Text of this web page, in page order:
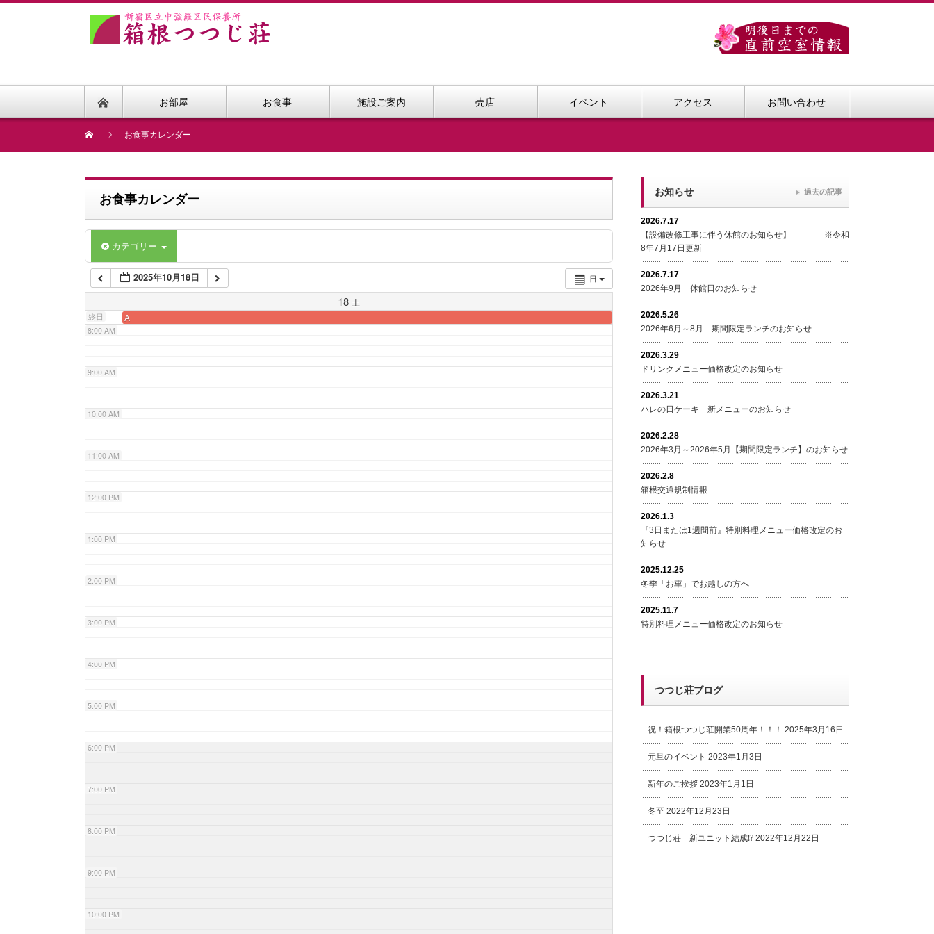
お部屋 お食事 施設ご案内 売店 イベント アクセス お問い合わせ
お食事カレンダー
お食事カレンダー
カテゴリー
日
2025年10月18日
18 土
終日 A
1:00 AM
3:00 AM
5:00 AM
6:00 AM
7:00 AM
8:00 AM
9:00 AM
10:00 AM
11:00 AM
12:00 PM
1:00 PM
2:00 PM
3:00 PM
4:00 PM
5:00 PM
6:00 PM
7:00 PM
8:00 PM
9:00 PM
10:00 PM
お知らせ
2026.7.17
【設備改修工事に伴う休館のお知らせ】 ※令和
8年7月17日更新
2026.7.17
2026年9月 休館日のお知らせ
2026.5.26
2026年6月～8月 期間限定ランチのお知らせ
2026.3.29
ドリンクメニュー価格改定のお知らせ
2026.3.21
ハレの日ケーキ 新メニューのお知らせ
2026.2.28
2026年3月～2026年5月【期間限定ランチ】のお知らせ
2026.2.8
箱根交通規制情報
2026.1.3
『3日または1週間前』特別料理メニュー価格改定のお
知らせ
2025.12.25
冬季「お車」でお越しの方へ
2025.11.7
特別料理メニュー価格改定のお知らせ
過去の記事
つつじ荘ブログ
祝！箱根つつじ荘開業50周年！！！ 2025年3月16日
元旦のイベント 2023年1月3日
新年のご挨拶 2023年1月1日
冬至 2022年12月23日
つつじ荘 新ユニット結成⁉ 2022年12月22日